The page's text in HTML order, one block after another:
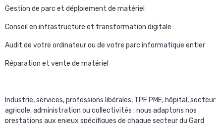
Gestion de parc et déploiement de matériel
Conseil en infrastructure et transformation digitale
Audit de votre ordinateur ou de votre parc informatique entier
Réparation et vente de matériel
Industrie, services, professions libérales, TPE PME, hôpital, secteur
agricole, administration ou collectivités : nous adaptons nos
prestations aux enjeux spécifiques de chaque secteur du Gard